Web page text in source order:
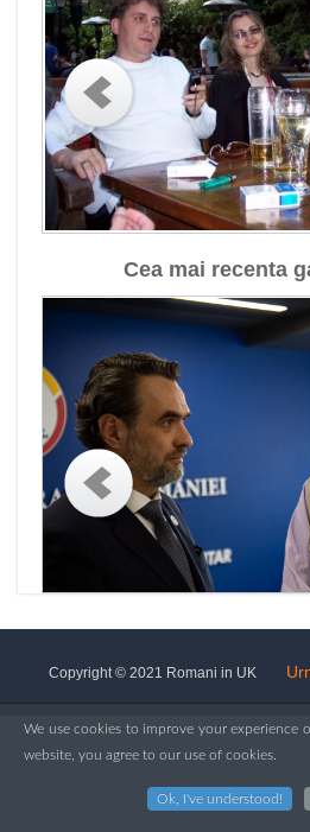
Cea mai recenta
Copyright © 2021 Romani in UK
We use cookies to improve your experience
website, you agree to our use of cookies.
Ok, I've understood!